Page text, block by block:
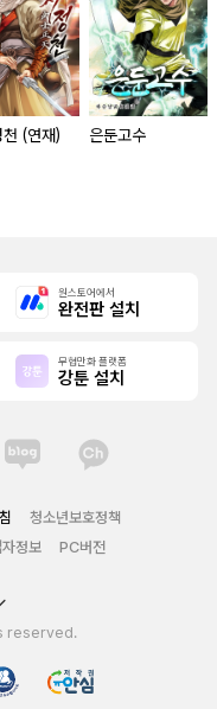
천 (연재) 은둔고수
원스토어에서
완전판 설치
무협만화 플랫폼
강툰 설치
청소년보호정책
정보 PC버전
reserved.